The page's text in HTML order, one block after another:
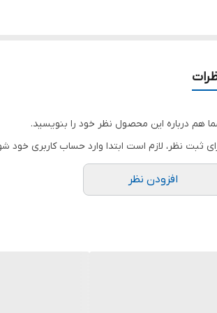
هم درباره این محصول نظر خود را بنویسید.
ثبت نظر، لازم است ابتدا وارد حساب کاربری خود
افزودن نظر